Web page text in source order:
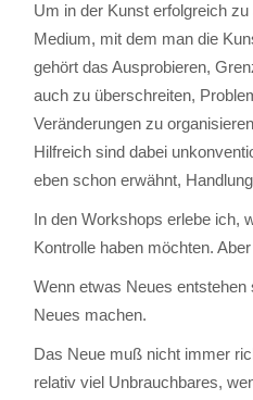
Um in der Kunst erfolgreich
Medium, mit dem man die
gehört das Ausprobieren,
auch zu überschreiten,
Veränderungen zu
Hilfreich sind dabei
eben schon erwähnt,
In den Workshops erlebe ich,
Kontrolle haben möchten.
Wenn etwas Neues
Neues machen.
Das Neue muß nicht immer
relativ viel Unbrauchbares,